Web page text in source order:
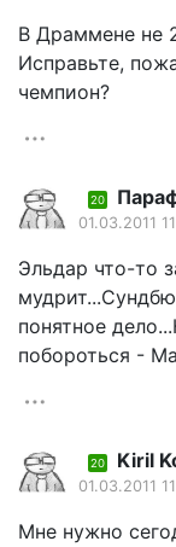
В Драммене не
Исправьте,
чемпион?
20
01.03.2011
Эльдар что-то
понятное
побороться -
20 Kiril
01.03.2011
Мне нужно